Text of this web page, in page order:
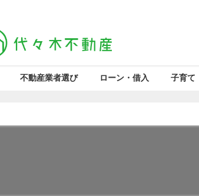
不動産業者選び ローン・借入 子育て